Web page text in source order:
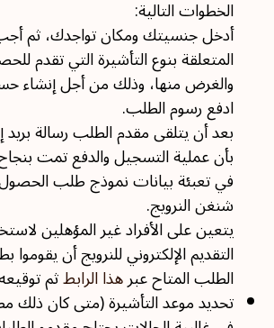
الخطوات التالية:
أدخل جنسيتك ومكان تواجدك، ثم
المتعلقة بنوع التأشيرة التي تقدم
والغرض منها، وذلك من أجل إنشاء
ادفع رسوم الطلب.
بعد أن يتلقى مقدم الطلب رسالة بريد
بأن عملية التسجيل والدفع تمت
في تعبئة بيانات نموذج طلب
شنغن النرويج.
يتعين على الأفراد غير المؤهلين
التقديم الإلكتروني للنرويج أن يقوموا
الطلب المتاح عبرهذا الرابطثم
تحديد موعد التأشيرة (متى كان ذلك